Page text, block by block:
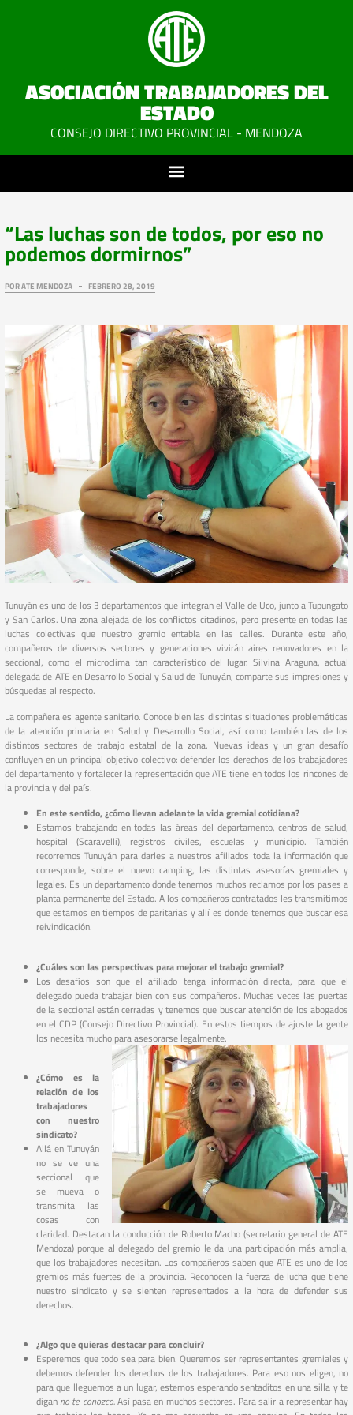
ASOCIACIÓN TRABAJADORES DEL
ESTADO
CONSEJO DIRECTIVO PROVINCIAL - MENDOZA
“Las luchas son de todos, por eso no
podemos dormirnos”
PORATE MENDOZA FEBRERO 28, 2019
Tunuyán es uno de los 3 departamentos que integran el Valle de Uco, junto a Tupungato
y San Carlos. Una zona alejada de los conflictos citadinos, pero presente en todas las
luchas colectivas que nuestro gremio entabla en las calles. Durante este año,
compañeros de diversos sectores y generaciones vivirán aires renovadores en la
seccional, como el microclima tan característico del lugar. Silvina Araguna, actual
delegada de ATE en Desarrollo Social y Salud de Tunuyán, comparte sus impresiones y
búsquedas al respecto.
La compañera es agente sanitario. Conoce bien las distintas situaciones problemáticas
de la atención primaria en Salud y Desarrollo Social, así como también las de los
distintos sectores de trabajo estatal de la zona. Nuevas ideas y un gran desafío
confluyen en un principal objetivo colectivo: defender los derechos de los trabajadores
del departamento y fortalecer la representación que ATE tiene en todos los rincones de
la provincia y del país.
En este sentido, ¿cómo llevan adelante la vida gremial cotidiana?
Estamos trabajando en todas las áreas del departamento, centros de salud,
hospital (Scaravelli), registros civiles, escuelas y municipio. También
recorremos Tunuyán para darles a nuestros afiliados toda la información que
corresponde, sobre el nuevo camping, las distintas asesorías gremiales y
legales. Es un departamento donde tenemos muchos reclamos por los pases a
planta permanente del Estado. A los compañeros contratados les transmitimos
que estamos en tiempos de paritarias y allí es donde tenemos que buscar esa
reivindicación.
¿Cuáles son las perspectivas para mejorar el trabajo gremial?
Los desafíos son que el afiliado tenga información directa, para que el
delegado pueda trabajar bien con sus compañeros. Muchas veces las puertas
de la seccional están cerradas y tenemos que buscar atención de los abogados
en el CDP (Consejo Directivo Provincial). En estos tiempos de ajuste la gente
los necesita mucho para asesorarse legalmente.
¿Cómo es la
relación de los
trabajadores
con nuestro
sindicato?
Allá en Tunuyán
no se ve una
seccional que
se mueva o
transmita las
cosas con
claridad. Destacan la conducción de Roberto Macho (secretario general de ATE
Mendoza) porque al delegado del gremio le da una participación más amplia,
que los trabajadores necesitan. Los compañeros saben que ATE es uno de los
gremios más fuertes de la provincia. Reconocen la fuerza de lucha que tiene
nuestro sindicato y se sienten representados a la hora de defender sus
derechos.
¿Algo que quieras destacar para concluir?
Esperemos que todo sea para bien. Queremos ser representantes gremiales y
debemos defender los derechos de los trabajadores. Para eso nos eligen, no
para que lleguemos a un lugar, estemos esperando sentaditos en una silla y te
digan no te conozco.Así pasa en muchos sectores. Para salir a representar hay